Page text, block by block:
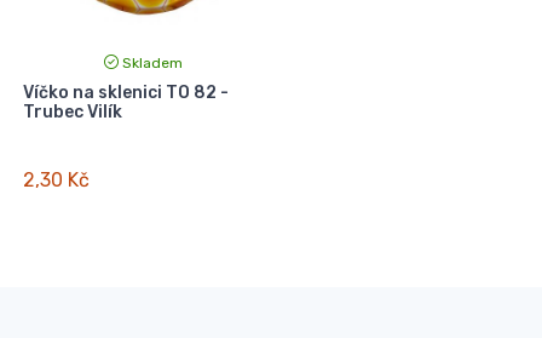
Skladem
Víčko na sklenici TO 82 -
Trubec Vilík
2,30 Kč